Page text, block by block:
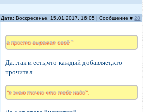
Дата: Воскресенье, 15.01.2017, 16:05 | Сообщение #28
а просто выражая своё "
Да...так и есть,что каждый добавляет,кто
прочитал..
"я знаю точно что тебе надо".